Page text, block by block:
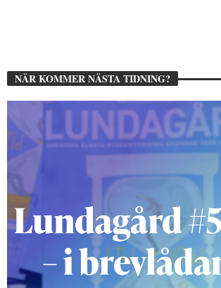
NÄR KOMMER NÄSTA TIDNING?